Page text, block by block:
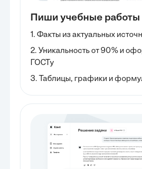
Пиши учебные работы
1. Факты из актуальных
2. Уникальность от 90% и
ГОСТу
3. Таблицы, графики и